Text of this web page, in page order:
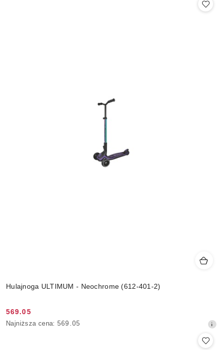
Hulajnoga ULTIMUM - Neochrome (612-401-2)
Cena
promocyjna:
569.05
Najniższa
Najniższa cena: 569.05